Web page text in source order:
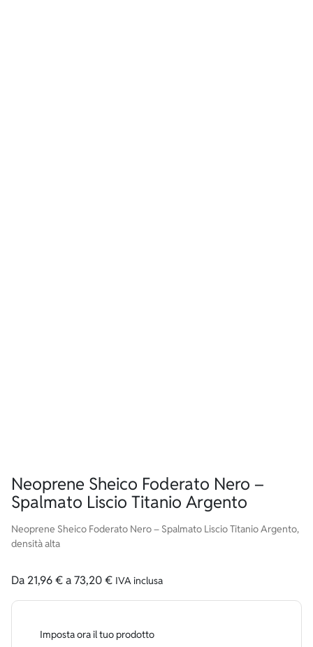
Neoprene Sheico Foderato Nero –
Spalmato Liscio Titanio Argento
Neoprene Sheico Foderato Nero – Spalmato Liscio Titanio Argento,
densità alta
Da 21,96€a73,20€ IVA inclusa
Imposta ora il tuo prodotto